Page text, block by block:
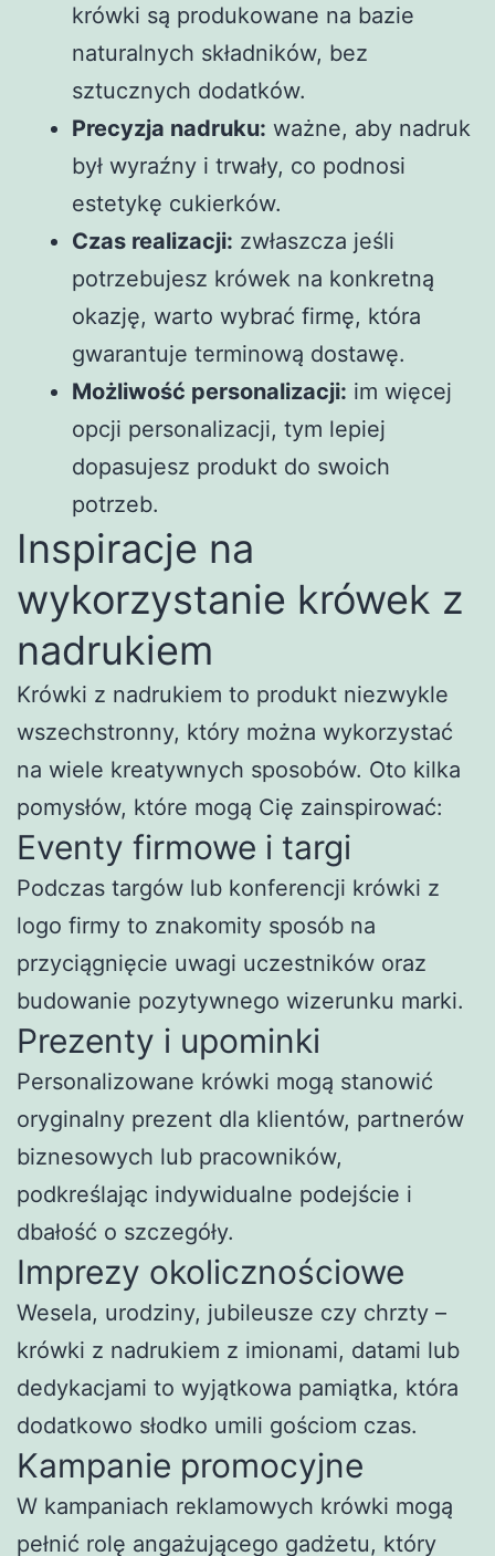
krówki są produkowane na bazie
naturalnych składników, bez
sztucznych dodatków.
Precyzja nadruku: ważne, aby nadruk
był wyraźny i trwały, co podnosi
estetykę cukierków.
Czas realizacji: zwłaszcza jeśli
potrzebujesz krówek na konkretną
okazję, warto wybrać firmę, która
gwarantuje terminową dostawę.
Możliwość personalizacji: im więcej
opcji personalizacji, tym lepiej
dopasujesz produkt do swoich
potrzeb.
Inspiracje na
wykorzystanie krówek z
nadrukiem
Krówki z nadrukiem to produkt niezwykle
wszechstronny, który można wykorzystać
na wiele kreatywnych sposobów. Oto kilka
pomysłów, które mogą Cię zainspirować:
Eventy firmowe i targi
Podczas targów lub konferencji krówki z
logo firmy to znakomity sposób na
przyciągnięcie uwagi uczestników oraz
budowanie pozytywnego wizerunku marki.
Prezenty i upominki
Personalizowane krówki mogą stanowić
oryginalny prezent dla klientów, partnerów
biznesowych lub pracowników,
podkreślając indywidualne podejście i
dbałość o szczegóły.
Imprezy okolicznościowe
Wesela, urodziny, jubileusze czy chrzty –
krówki z nadrukiem z imionami, datami lub
dedykacjami to wyjątkowa pamiątka, która
dodatkowo słodko umili gościom czas.
Kampanie promocyjne
W kampaniach reklamowych krówki mogą
pełnić rolę angażującego gadżetu, który